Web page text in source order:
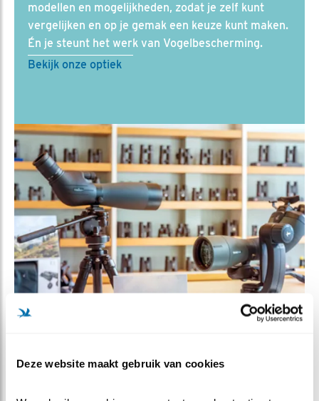
Deze website maakt gebruik van cookies
modellen en mogelijkheden, zodat je zelf kunt
vergelijken en op je gemak een keuze kunt maken.
Én je steunt het werk van Vogelbescherming.
Bekijk onze optiek
VERSPREIDING EN